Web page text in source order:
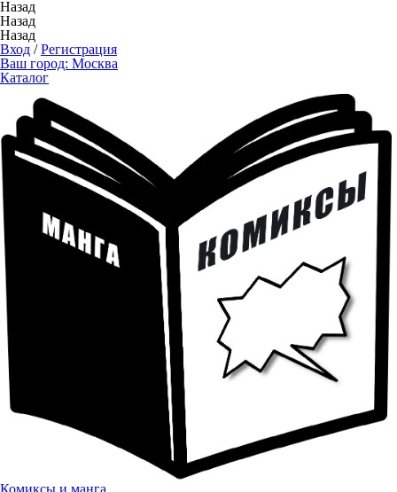
Назад
Назад
Назад
Вход /Регистрация
Ваш город: Москва
Каталог
Комиксы и манга